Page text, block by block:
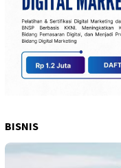
BISNIS